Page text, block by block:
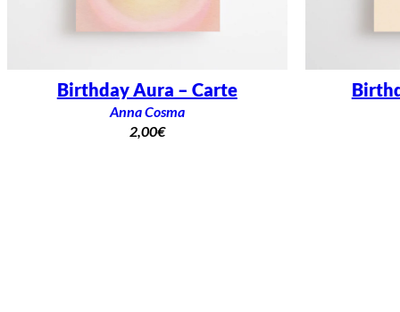
Birthday Aura – Carte
Anna Cosma
2,00€